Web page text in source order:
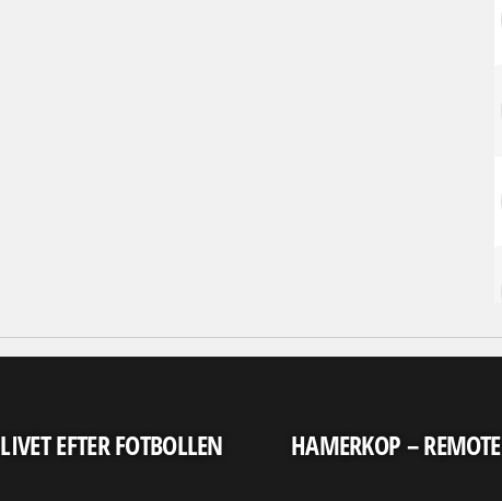
LIVET EFTER FOTBOLLEN HAMERKOP – REMOTE